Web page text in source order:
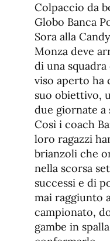
Colpaccio da
Globo Banca
Sora alla
Monza deve
di una squadra
viso aperto ha
suo obiettivo,
due giornate a
Così i coach
loro ragazzi
brianzoli che
nella scorsa
successi e di
mai raggiunto
campionato,
gambe in